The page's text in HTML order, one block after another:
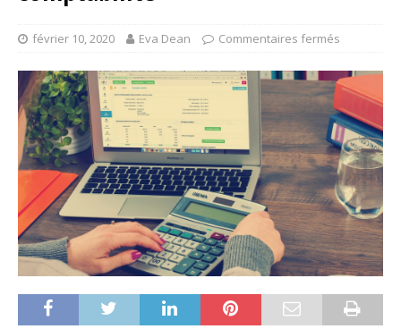
février 10, 2020 Eva Dean Commentaires fermés